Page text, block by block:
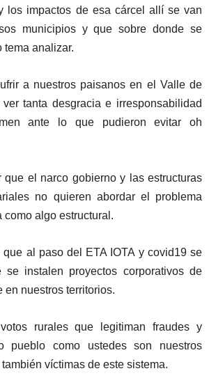
los impactos de esa cárcel allí se van
municipios y que sobre donde se
tema analizar.
a nuestros paisanos en el Valle de
tanta desgracia e irresponsabilidad
ante lo que pudieron evitar oh
que el narco gobierno y las estructuras
no quieren abordar el problema
como algo estructural.
que al paso del ETA IOTA y covid19 se
se instalen proyectos corporativos de
en nuestros territorios.
rurales que legitiman fraudes y
pueblo como ustedes son nuestros
víctimas de este sistema.